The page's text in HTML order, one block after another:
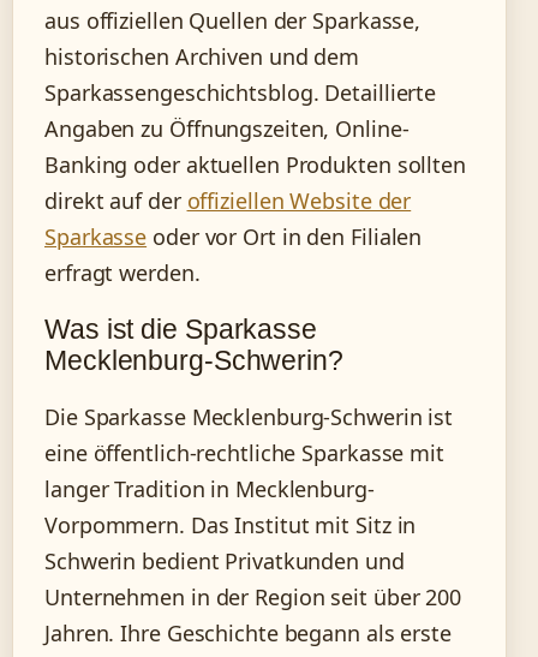
aus offiziellen Quellen der Sparkasse,
historischen Archiven und dem
Sparkassengeschichtsblog. Detaillierte
Angaben zu Öffnungszeiten, Online-
Banking oder aktuellen Produkten sollten
direkt auf der offiziellen Website der
Sparkasse oder vor Ort in den Filialen
erfragt werden.
Was ist die Sparkasse
Mecklenburg-Schwerin?
Die Sparkasse Mecklenburg-Schwerin ist
eine öffentlich-rechtliche Sparkasse mit
langer Tradition in Mecklenburg-
Vorpommern. Das Institut mit Sitz in
Schwerin bedient Privatkunden und
Unternehmen in der Region seit über 200
Jahren. Ihre Geschichte begann als erste